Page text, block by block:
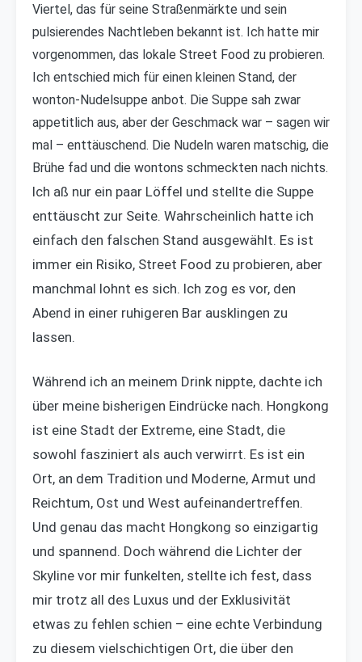
Viertel, das für seine Straßenmärkte und sein
pulsierendes Nachtleben bekannt ist. Ich hatte mir
vorgenommen, das lokale Street Food zu probieren.
Ich entschied mich für einen kleinen Stand, der
wonton-Nudelsuppe anbot. Die Suppe sah zwar
appetitlich aus, aber der Geschmack war – sagen wir
mal – enttäuschend. Die Nudeln waren matschig, die
Brühe fad und die wontons schmeckten nach nichts.
Ich aß nur ein paar Löffel und stellte die Suppe
enttäuscht zur Seite. Wahrscheinlich hatte ich
einfach den falschen Stand ausgewählt. Es ist
immer ein Risiko, Street Food zu probieren, aber
manchmal lohnt es sich. Ich zog es vor, den
Abend in einer ruhigeren Bar ausklingen zu
lassen.
Während ich an meinem Drink nippte, dachte ich
über meine bisherigen Eindrücke nach. Hongkong
ist eine Stadt der Extreme, eine Stadt, die
sowohl fasziniert als auch verwirrt. Es ist ein
Ort, an dem Tradition und Moderne, Armut und
Reichtum, Ost und West aufeinandertreffen.
Und genau das macht Hongkong so einzigartig
und spannend. Doch während die Lichter der
Skyline vor mir funkelten, stellte ich fest, dass
mir trotz all des Luxus und der Exklusivität
etwas zu fehlen schien – eine echte Verbindung
zu diesem vielschichtigen Ort, die über den